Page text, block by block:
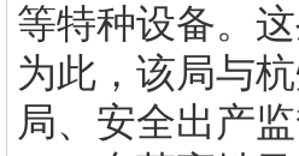
等特种设备。
为此，该局与
局、安全出产